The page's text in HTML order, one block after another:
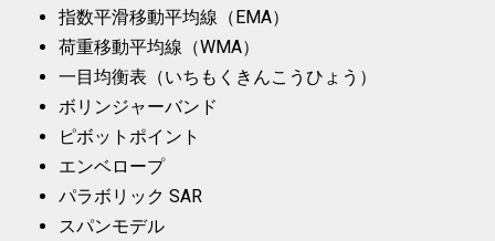
指数平滑移動平均線（EMA）
荷重移動平均線（WMA）
一目均衡表（いちもくきんこうひょう）
ボリンジャーバンド
ピボットポイント
エンベロープ
パラボリック SAR
スパンモデル